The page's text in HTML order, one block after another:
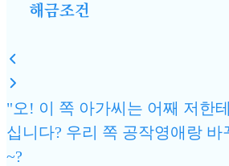
해금조건
"오! 이 쪽 아가씨는 어째 저한
십니다? 우리 쪽 공작영애랑 바
~?